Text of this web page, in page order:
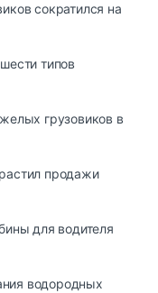
сократился на
типов
грузовиков в
продажи
для водителя
водородных